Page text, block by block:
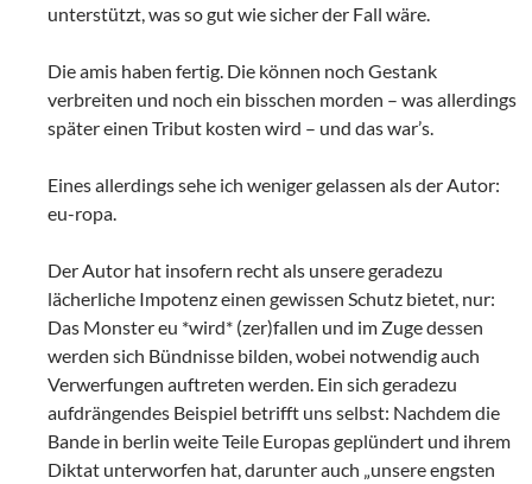
unterstützt, was so gut wie sicher der Fall wäre.
Die amis haben fertig. Die können noch Gestank
verbreiten und noch ein bisschen morden – was allerdings
später einen Tribut kosten wird – und das war’s.
Eines allerdings sehe ich weniger gelassen als der Autor:
eu-ropa.
Der Autor hat insofern recht als unsere geradezu
lächerliche Impotenz einen gewissen Schutz bietet, nur:
Das Monster eu *wird* (zer)fallen und im Zuge dessen
werden sich Bündnisse bilden, wobei notwendig auch
Verwerfungen auftreten werden. Ein sich geradezu
aufdrängendes Beispiel betrifft uns selbst: Nachdem die
Bande in berlin weite Teile Europas geplündert und ihrem
Diktat unterworfen hat, darunter auch „unsere engsten